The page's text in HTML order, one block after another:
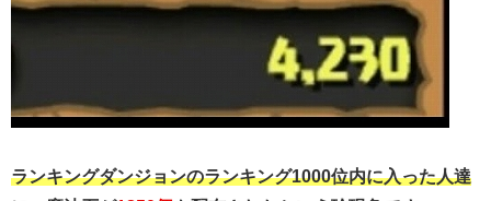
ランキングダンジョンのランキング1000位内に入った人達